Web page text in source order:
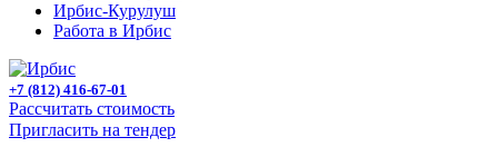
Ирбис-Курулуш
Работа в Ирбис
+7 (812) 416-67-01
Рассчитать стоимость
Пригласить на тендер